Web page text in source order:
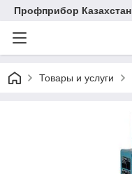
Профприбор Казахстан
Товары и услуги